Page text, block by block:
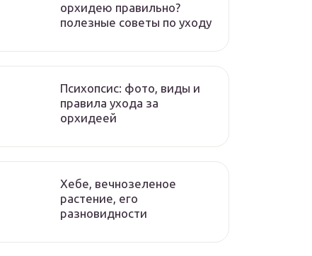
орхидею правильно?
полезные советы по уходу
Психопсис: фото, виды и
правила ухода за
орхидеей
Хебе, вечнозеленое
растение, его
разновидности